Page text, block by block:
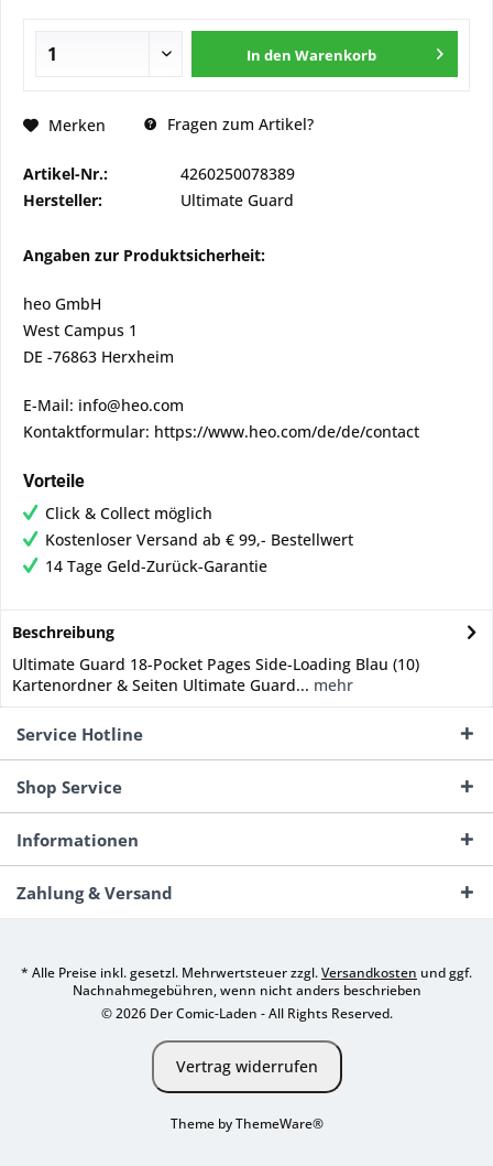
In den Warenkorb
Merken Fragen zum Artikel?
Artikel-Nr.:
4260250078389
Hersteller:
Ultimate Guard
Angaben zur Produktsicherheit:
heo GmbH
West Campus 1
DE -76863 Herxheim
E-Mail: info@heo.com
Kontaktformular: https://www.heo.com/de/de/contact
Vorteile
Click & Collect möglich
Kostenloser Versand ab € 99,- Bestellwert
14 Tage Geld-Zurück-Garantie
Beschreibung
Ultimate Guard 18-Pocket Pages Side-Loading Blau (10)
Kartenordner & Seiten Ultimate Guard... mehr
Service Hotline
Shop Service
Informationen
Zahlung & Versand
* Alle Preise inkl. gesetzl. Mehrwertsteuer zzgl.Versandkosten und ggf.
Nachnahmegebühren, wenn nicht anders beschrieben
© 2026 Der Comic-Laden - All Rights Reserved.
Vertrag widerrufen
Theme byThemeWare®